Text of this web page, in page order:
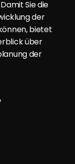
Sie die
der
bietet
über
der